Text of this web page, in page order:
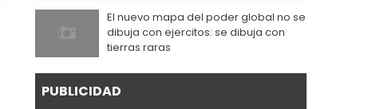
El nuevo mapa del poder global no se
dibuja con ejercitos: se dibuja con
tierras raras
PUBLICIDAD